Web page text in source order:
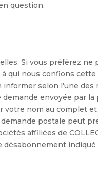
question.
Si vous préférez
qui nous confions
selon l’une
envoyée par
nom au complet
postale peut
affiliées de
désabonnement